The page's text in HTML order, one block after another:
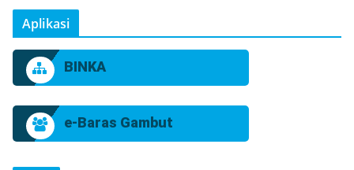
Aplikasi
BINKA
e-Baras Gambut